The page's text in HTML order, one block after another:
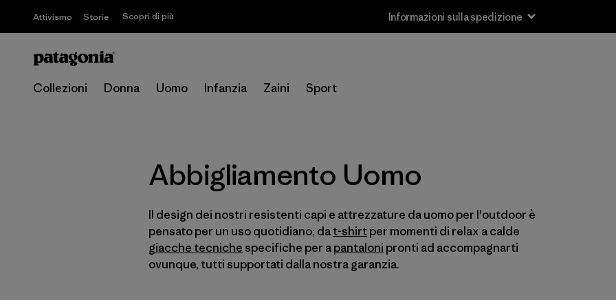
Attivismo Storie Scopri di più Informazioni sulla spedizione
Collezioni Donna Uomo Infanzia Zaini Sport
(262)
L (252)
XL (236)
Abbigliamento Uomo
Il design dei nostri resistenti capi e attrezzature da uomo per l'outdoor è
pensato per un uso quotidiano; dat-shirtper momenti di relax a calde
giacche tecniche specifiche per apantaloni pronti ad accompagnarti
ovunque, tutti supportati dalla nostra garanzia.